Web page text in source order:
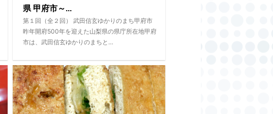
県 甲府市～...
第１回（全２回） 武田信玄ゆかりのまち甲府市
昨年開府500年を迎えた山梨県の県庁所在地甲府
市は、武田信玄ゆかりのまちと…